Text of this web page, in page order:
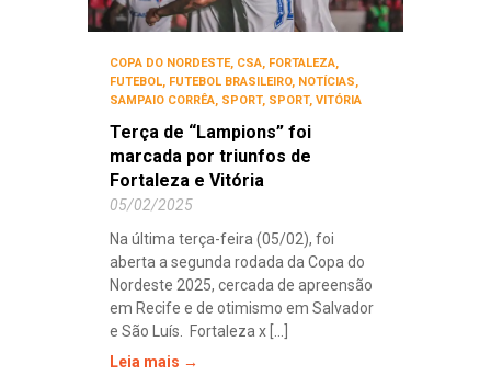
COPA DO NORDESTE, CSA, FORTALEZA,
FUTEBOL, FUTEBOL BRASILEIRO, NOTÍCIAS,
SAMPAIO CORRÊA, SPORT, SPORT, VITÓRIA
Terça de “Lampions” foi
marcada por triunfos de
Fortaleza e Vitória
05/02/2025
Na última terça-feira (05/02), foi
aberta a segunda rodada da Copa do
Nordeste 2025, cercada de apreensão
em Recife e de otimismo em Salvador
e São Luís. Fortaleza x [...]
Leia mais →